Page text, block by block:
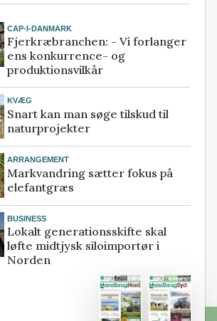
CAP-I-DANMARK
Fjerkræbranchen: - Vi forlanger
ens konkurrence- og
produktionsvilkår
KVÆG
Snart kan man søge tilskud til
naturprojekter
ARRANGEMENT
Markvandring sætter fokus på
elefantgræs
BUSINESS
Lokalt generationsskifte skal
løfte midtjysk siloimportør i
Norden